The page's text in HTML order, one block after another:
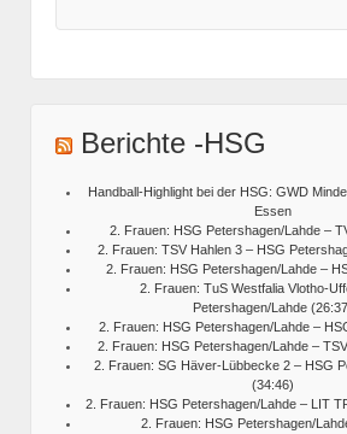
Berichte -HSG
Handball-Highlight bei der HSG: GWD
Essen
2. Frauen: HSG Petershagen/Lahde –
2. Frauen: TSV Hahlen 3 – HSG
2. Frauen: HSG Petershagen/Lahde –
2. Frauen: TuS Westfalia Vlotho-
Petershagen/Lahde
2. Frauen: HSG Petershagen/Lahde –
2. Frauen: HSG Petershagen/Lahde –
2. Frauen: SG Häver-Lübbecke 2 – HSG
(34:46)
2. Frauen: HSG Petershagen/Lahde – LIT
2. Frauen: HSG Petershagen/